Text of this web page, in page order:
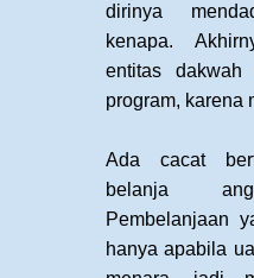
dirinya
kenapa.
entitas dakwah
program, karena
Ada cacat
belanja
Pembelanjaan
hanya apabila